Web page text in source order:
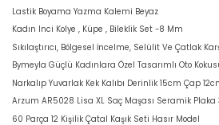
Lastik Boyama Yazma Kalemi Beyaz
Kadın Inci Kolye , Küpe , Bileklik Set -8 Mm
Sıkılaştırıcı, Bölgesel İncelme, Selülit Ve Çatlak
Bymeyla Güçlü Kadınlara Özel Tasarımlı Oto
Narkalıp Yuvarlak Kek Kalıbı Derinlik 15cm Çap
Arzum AR5028 Lisa XL Saç Maşası Seramik
60 Parça 12 Kişilik Çatal Kaşık Seti Hasır Model